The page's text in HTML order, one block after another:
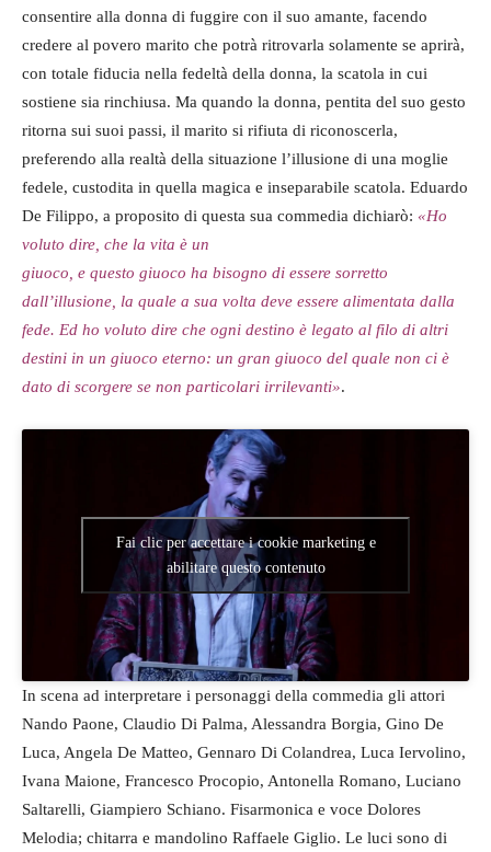
consentire alla donna di fuggire con il suo amante, facendo
credere al povero marito che potrà ritrovarla solamente se aprirà,
con totale fiducia nella fedeltà della donna, la scatola in cui
sostiene sia rinchiusa. Ma quando la donna, pentita del suo gesto
ritorna sui suoi passi, il marito si rifiuta di riconoscerla,
preferendo alla realtà della situazione l’illusione di una moglie
fedele, custodita in quella magica e inseparabile scatola. Eduardo
De Filippo, a proposito di questa sua commedia dichiarò: «Ho
voluto dire, che la vita è un
giuoco, e questo giuoco ha bisogno di essere sorretto
dall’illusione, la quale a sua volta deve essere alimentata dalla
fede. Ed ho voluto dire che ogni destino è legato al filo di altri
destini in un giuoco eterno: un gran giuoco del quale non ci è
dato di scorgere se non particolari irrilevanti».
Fai clic per accettare i cookie marketing e
abilitare questo contenuto
In scena ad interpretare i personaggi della commedia gli attori
Nando Paone, Claudio Di Palma, Alessandra Borgia, Gino De
Luca, Angela De Matteo, Gennaro Di Colandrea, Luca Iervolino,
Ivana Maione, Francesco Procopio, Antonella Romano, Luciano
Saltarelli, Giampiero Schiano. Fisarmonica e voce Dolores
Melodia; chitarra e mandolino Raffaele Giglio. Le luci sono di